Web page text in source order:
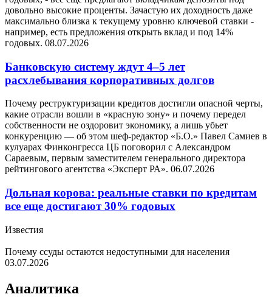
довольно высокие проценты. Зачастую их доходность даже
максимально близка к текущему уровню ключевой ставки -
например, есть предложения открыть вклад и под 14%
годовых. 08.07.2026
Банковскую систему ждут 4–5 лет
расхлебывания корпоративных долгов
Почему реструктуризации кредитов достигли опасной черты,
какие отрасли вошли в «красную зону» и почему передел
собственности не оздоровит экономику, а лишь убьет
конкуренцию — об этом шеф-редактор «Б.О.» Павел Самиев в
кулуарах Финконгресса ЦБ поговорил с Александром
Сараевым, первым заместителем генерального директора
рейтингового агентства «Эксперт РА». 06.07.2026
Дольная корова: реальные ставки по кредитам
все еще достигают 30% годовых
Известия
Почему ссуды остаются недоступными для населения
03.07.2026
Аналитика